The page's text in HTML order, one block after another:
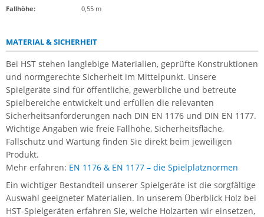
Fallhöhe: 0,55 m
MATERIAL & SICHERHEIT
Bei HST stehen langlebige Materialien, geprüfte Konstruktionen
und normgerechte Sicherheit im Mittelpunkt. Unsere
Spielgeräte sind für öffentliche, gewerbliche und betreute
Spielbereiche entwickelt und erfüllen die relevanten
Sicherheitsanforderungen nach DIN EN 1176 und DIN EN 1177.
Wichtige Angaben wie freie Fallhöhe, Sicherheitsfläche,
Fallschutz und Wartung finden Sie direkt beim jeweiligen
Produkt.
Mehr erfahren: EN 1176 & EN 1177 – die Spielplatznormen
Ein wichtiger Bestandteil unserer Spielgeräte ist die sorgfältige
Auswahl geeigneter Materialien. In unserem Überblick Holz bei
HST-Spielgeräten erfahren Sie, welche Holzarten wir einsetzen,